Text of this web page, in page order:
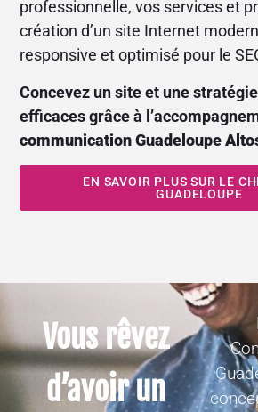
professionnelle, vos services et
création d’un site Internet
responsive et optimisé pour le
Concevez un site et une
efficaces grâce à
communication Guadeloupe
EN SAVOIR PLUS SUR LE
GUADELOUPE
Vous rêvez
d’avoir un